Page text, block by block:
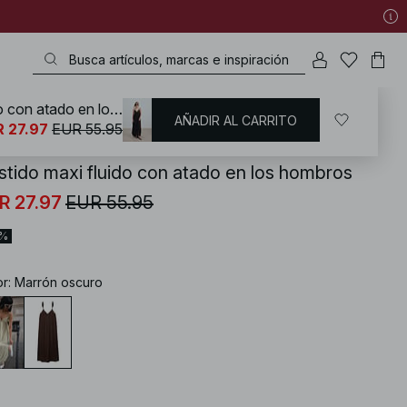
/ Vestidos / Vestidos largos
maxi fluido con atado en los hombros
27.97 EUR 55.95
: Marrón oscuro
Vestido maxi fluido con atado en los hombros
27.97 EUR 55.95 AÑADIR AL CARRITO